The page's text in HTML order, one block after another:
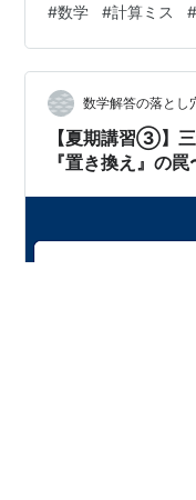
12【面積と内接円の
半径 を求める 問13
となる を求める 2.
算する 📝 今日の振
#数学 #計算ミス
数学解答の落とし
【夏期講習③】
『置き換え』の罠